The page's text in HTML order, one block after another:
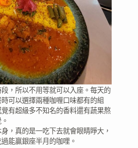
，所以不用等就可以入座。每天的
可以選擇兩種咖喱口味都有的組
有超級多不知名的香料還有蔬果熬
，真的是一吃下去就會眼睛睜大，
能贏銀座半月的咖哩。